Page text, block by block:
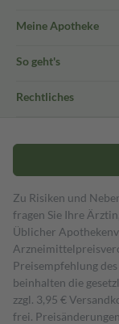
Meine Apotheke
So geht's
Rechtliches
Zu Risiken und
fragen Sie Ihre
Üblicher
Preisempfehlung
beinhalten die
zzgl. 3,95 €
frei.